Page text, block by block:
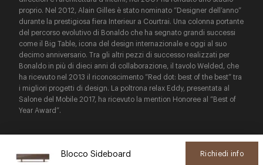
proprio. Nel 2012, Alain Gilles è stato nominato “Designer dell’anno”
durante la prestigiosa fiera Interieur a Courtrai. Una colonna portante
del percorso evolutivo di Bonaldo che ha segnato grandi successi
come il Big Table, icona del design internazionale e oggi al suo
decimo anniversario. Tra gli altri pezzi di successo realizzati per
Bonaldo in più di dieci anni di collaborazione, il tavolo Welded, che
ha ricevuto nel 2013 il riconoscimento “Red dot: best of the best” tra
i migliori progetti di design. La poltrona relax Eddy, presentata al
Salone del Mobile 2017, ha ricevuto la mention Honoree al “Best of
Year Award”.
Blocco Sideboard Richiedi info